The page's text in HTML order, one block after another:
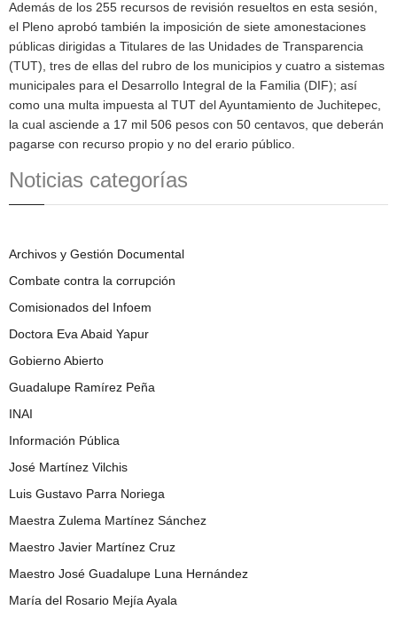
Además de los 255 recursos de revisión resueltos en esta sesión,
el Pleno aprobó también la imposición de siete amonestaciones
públicas dirigidas a Titulares de las Unidades de Transparencia
(TUT), tres de ellas del rubro de los municipios y cuatro a sistemas
municipales para el Desarrollo Integral de la Familia (DIF); así
como una multa impuesta al TUT del Ayuntamiento de Juchitepec,
la cual asciende a 17 mil 506 pesos con 50 centavos, que deberán
pagarse con recurso propio y no del erario público.
Noticias categorías
Archivos y Gestión Documental
Combate contra la corrupción
Comisionados del Infoem
Doctora Eva Abaid Yapur
Gobierno Abierto
Guadalupe Ramírez Peña
INAI
Información Pública
José Martínez Vilchis
Luis Gustavo Parra Noriega
Maestra Zulema Martínez Sánchez
Maestro Javier Martínez Cruz
Maestro José Guadalupe Luna Hernández
María del Rosario Mejía Ayala